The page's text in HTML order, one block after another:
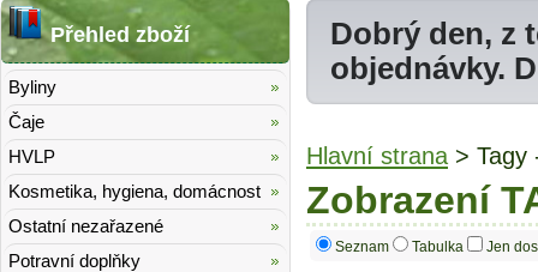
Dobrý den, z
objednávky.
Hlavní strana >
Zobrazení
Seznam Tabulka Jen
Přehled zboží
Byliny
Čaje
HVLP
Kosmetika, hygiena, domácnost
Ostatní nezařazené
Potravní doplňky